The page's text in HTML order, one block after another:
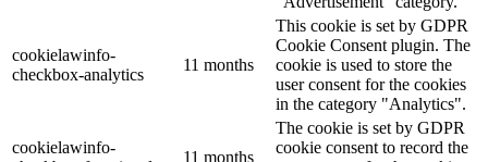
cookielawinfo-
checkbox-analytics
11 months
This cookie is set by GDPR
Cookie Consent plugin. The
cookie is used to store the
user consent for the cookies
in the category "Analytics".
cookielawinfo-
11 months
The cookie is set by GDPR
cookie consent to record the